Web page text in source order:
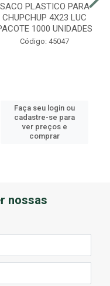
SACO PLASTICO PARA
CHUPCHUP 4X23 LUC
1000 UNIDADES
Código: 45047
Faça seu login ou
cadastre-se para
ver preços e
comprar
nossas